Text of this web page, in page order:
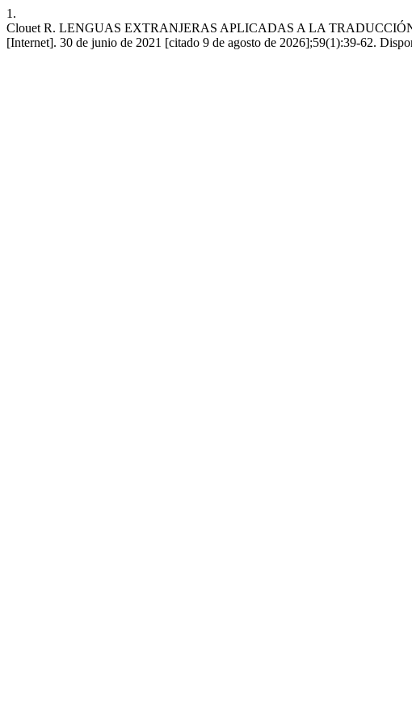
1.
Clouet R. LENGUAS EXTRANJERAS APLICADAS A LA
[Internet]. 30 de junio de 2021 [citado 9 de agosto de 2026];59(1):39-62.